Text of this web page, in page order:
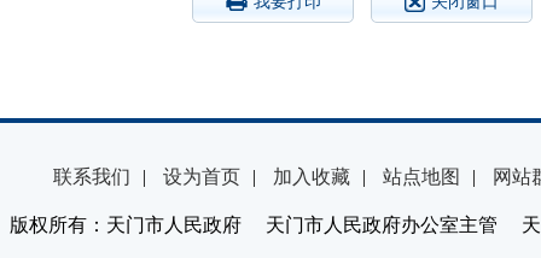
联系我们 | 设为首页 | 加入收藏 | 站点地图 | 网站
版权所有：天门市人民政府 天门市人民政府办公室主管 天